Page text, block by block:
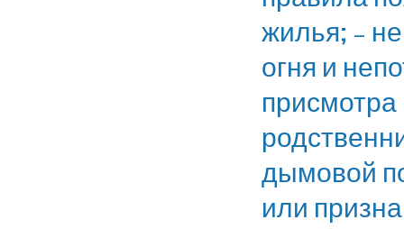
жилья; –
огня и
дымовой
или